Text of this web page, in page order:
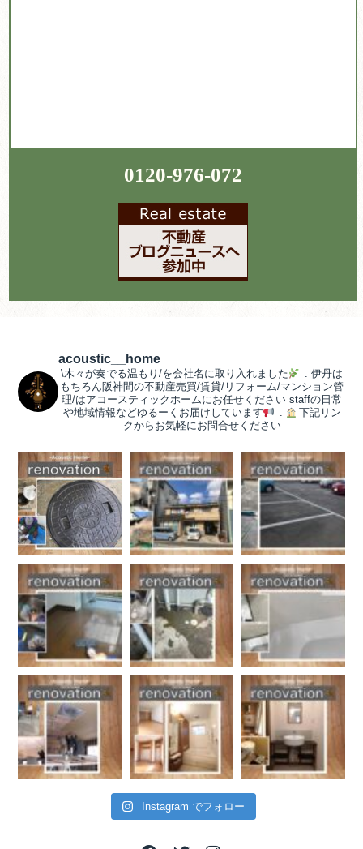
0120-976-072
acoustic__home
\木々が奏でる温もり/を会社名に取り入れました . 伊丹は
もちろん阪神間の不動産売買/賃貸/リフォーム/マンション管
理/はアコースティックホームにお任せください staffの日常
や地域情報などゆるーくお届けしています
.
下記リン
クからお気軽にお問合せください
Instagram でフォロー